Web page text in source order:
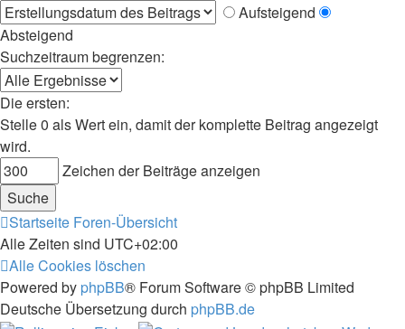
Aufsteigend
Absteigend
Suchzeitraum begrenzen:
Die ersten:
Stelle 0 als Wert ein, damit der komplette Beitrag angezeigt
wird.
Zeichen der Beiträge anzeigen
Startseite Foren-Übersicht
Alle Zeiten sind UTC+02:00
Alle Cookies löschen
Powered by phpBB® Forum Software © phpBB Limited
Deutsche Übersetzung durch phpBB.de